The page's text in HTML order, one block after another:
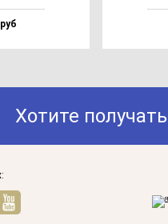
Хотите получать